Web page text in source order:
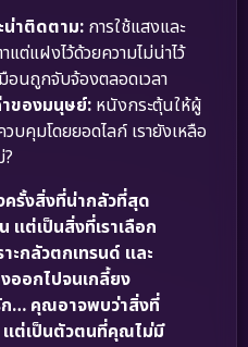
น่าติดตาม: การใช้แสงและ
ต่แฝงไว้ด้วยความไม่น่าไว้
อนถูกจับจ้องตลอดเวลา
ของมนุษย์: หนังกระตุ้นให้ผู้
บคุมโดยยอดไลก์ เรายังเหลือ
ครั้งสิ่งที่น่ากลัวที่สุด
แต่เป็นสิ่งที่เราเลือก
ะกลัวตกเทรนด์ และ
ออกไปจนเกลี้ยง
ก… คุณอาจพบว่าสิ่งที่
แต่เป็นตัวตนที่คุณไม่มี